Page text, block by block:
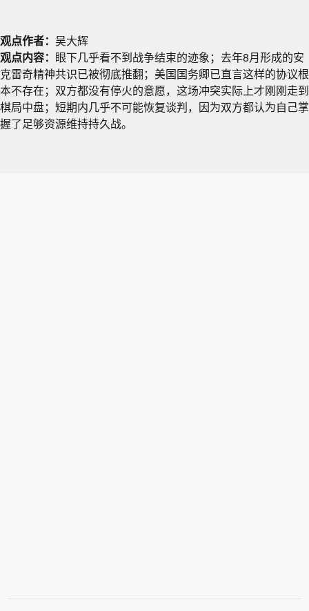
观点作者： 吴大辉
观点内容： 眼下几乎看不到战争结束的迹象；去年8月形成的安
克雷奇精神共识已被彻底推翻；美国国务卿已直言这样的协议根
本不存在；双方都没有停火的意愿，这场冲突实际上才刚刚走到
棋局中盘；短期内几乎不可能恢复谈判，因为双方都认为自己掌
握了足够资源维持持久战。